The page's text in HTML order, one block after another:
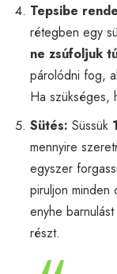
Tepsibe
rétegben egy
ne zsúfoljuk
párolódni fog,
Ha szükséges,
Sütés: Süssük
mennyire
egyszer
piruljon minden
enyhe
részt.